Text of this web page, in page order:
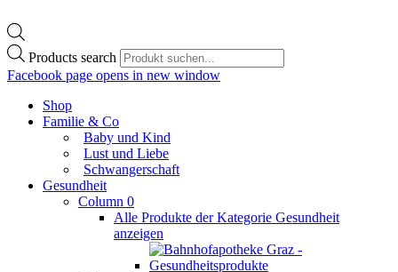
Products search
Facebook page opens in new window
Shop
Familie & Co
Baby und Kind
Lust und Liebe
Schwangerschaft
Gesundheit
Column 0
Alle Produkte der Kategorie Gesundheit
anzeigen